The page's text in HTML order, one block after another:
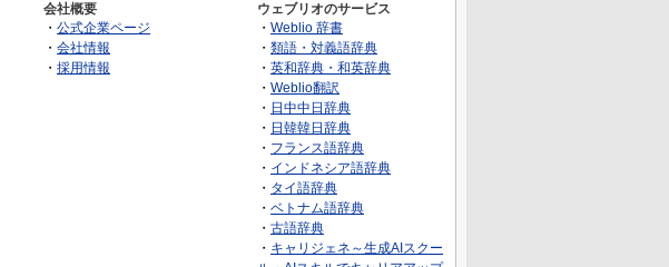
会社概要
・ 公式企業ページ
・ 会社情報
・ 採用情報
ウェブリオのサービス
・ Weblio 辞書
・ 類語・対義語辞典
・ 英和辞典・和英辞典
・ Weblio翻訳
・ 日中中日辞典
・ 日韓韓日辞典
・ フランス語辞典
・ インドネシア語辞典
・ タイ語辞典
・ ベトナム語辞典
・ 古語辞典
・ キャリジェネ～生成AIスクー